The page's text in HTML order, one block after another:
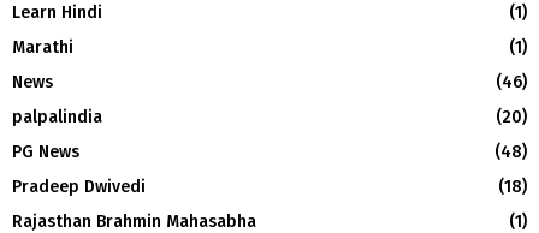
Learn Hindi
(1)
Marathi
(1)
News
(46)
palpalindia
(20)
PG News
(48)
Pradeep Dwivedi
(18)
Rajasthan Brahmin Mahasabha
(1)